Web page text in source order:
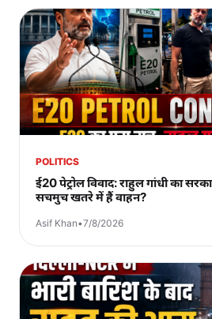
POLITICS
ई20 पेट्रोल विवाद: राहुल गांधी का
सचमुच खतरे में हैं वाहन?
Asif Khan•7/8/2026